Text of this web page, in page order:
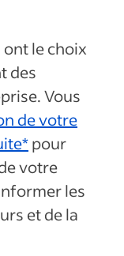
le choix
des
Vous
de votre
pour
votre
les
et de la